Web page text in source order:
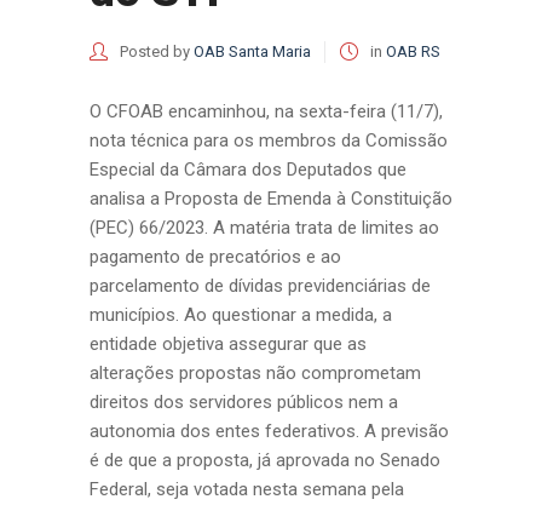
Posted by OAB Santa Maria in OAB RS
O CFOAB encaminhou, na sexta-feira (11/7),
nota técnica para os membros da Comissão
Especial da Câmara dos Deputados que
analisa a Proposta de Emenda à Constituição
(PEC) 66/2023. A matéria trata de limites ao
pagamento de precatórios e ao
parcelamento de dívidas previdenciárias de
municípios. Ao questionar a medida, a
entidade objetiva assegurar que as
alterações propostas não comprometam
direitos dos servidores públicos nem a
autonomia dos entes federativos. A previsão
é de que a proposta, já aprovada no Senado
Federal, seja votada nesta semana pela